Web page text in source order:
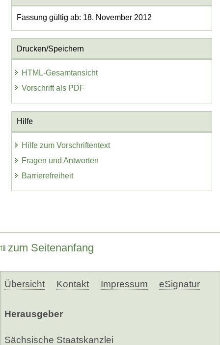
Fassung gültig ab: 18. November 2012
Drucken/Speichern
HTML-Gesamtansicht
Vorschrift als PDF
Hilfe
Hilfe zum Vorschriftentext
Fragen und Antworten
Barrierefreiheit
zum Seitenanfang
Übersicht Kontakt Impressum eSignatur
Herausgeber
Sächsische Staatskanzlei